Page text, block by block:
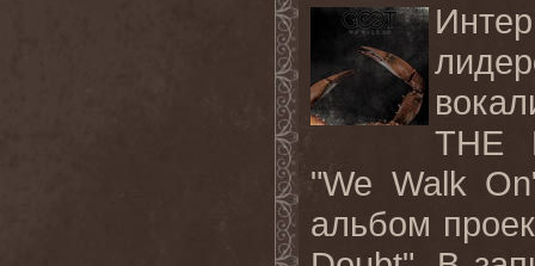
THE
"We Walk
альбом